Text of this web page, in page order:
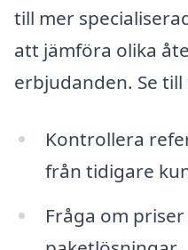
till mer
att jämföra olika
erbjudanden. Se till
Kontrollera
från tidigare
Fråga om